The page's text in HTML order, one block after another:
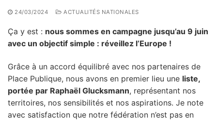
24/03/2024 ACTUALITÉS NATIONALES
Ça y est : nous sommes en campagne jusqu’au 9 juin
avec un objectif simple : réveillez l’Europe !
Grâce à un accord équilibré avec nos partenaires de
Place Publique, nous avons en premier lieu une liste,
portée par Raphaël Glucksmann, représentant nos
territoires, nos sensibilités et nos aspirations. Je note
avec satisfaction que notre fédération n’est pas en